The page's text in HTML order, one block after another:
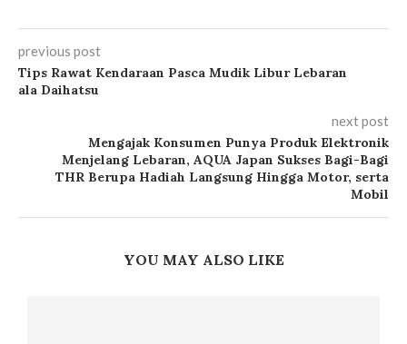
previous post
Tips Rawat Kendaraan Pasca Mudik Libur Lebaran
ala Daihatsu
next post
Mengajak Konsumen Punya Produk Elektronik
Menjelang Lebaran, AQUA Japan Sukses Bagi-Bagi
THR Berupa Hadiah Langsung Hingga Motor, serta
Mobil
YOU MAY ALSO LIKE